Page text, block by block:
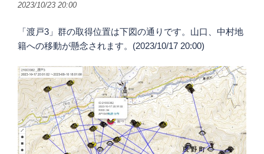
2023/10/23 20:00
「渡戸3」群の取得位置は下図の通りです。山口、中村地
籍への移動が懸念されます。(2023/10/17 20:00)